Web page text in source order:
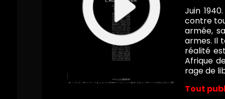
Juin
contre
armée,
armes. Il
réalité
Afrique
rage de
Tout